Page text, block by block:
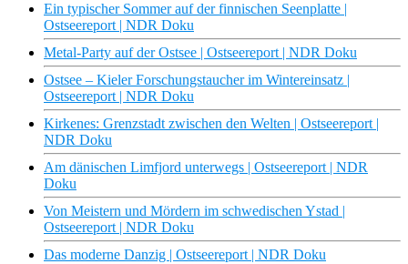
Ein typischer Sommer auf der finnischen Seenplatte |
Ostseereport | NDR Doku
Metal-Party auf der Ostsee | Ostseereport | NDR Doku
Ostsee – Kieler Forschungstaucher im Wintereinsatz |
Ostseereport | NDR Doku
Kirkenes: Grenzstadt zwischen den Welten | Ostseereport |
NDR Doku
Am dänischen Limfjord unterwegs | Ostseereport | NDR
Doku
Von Meistern und Mördern im schwedischen Ystad |
Ostseereport | NDR Doku
Das moderne Danzig | Ostseereport | NDR Doku